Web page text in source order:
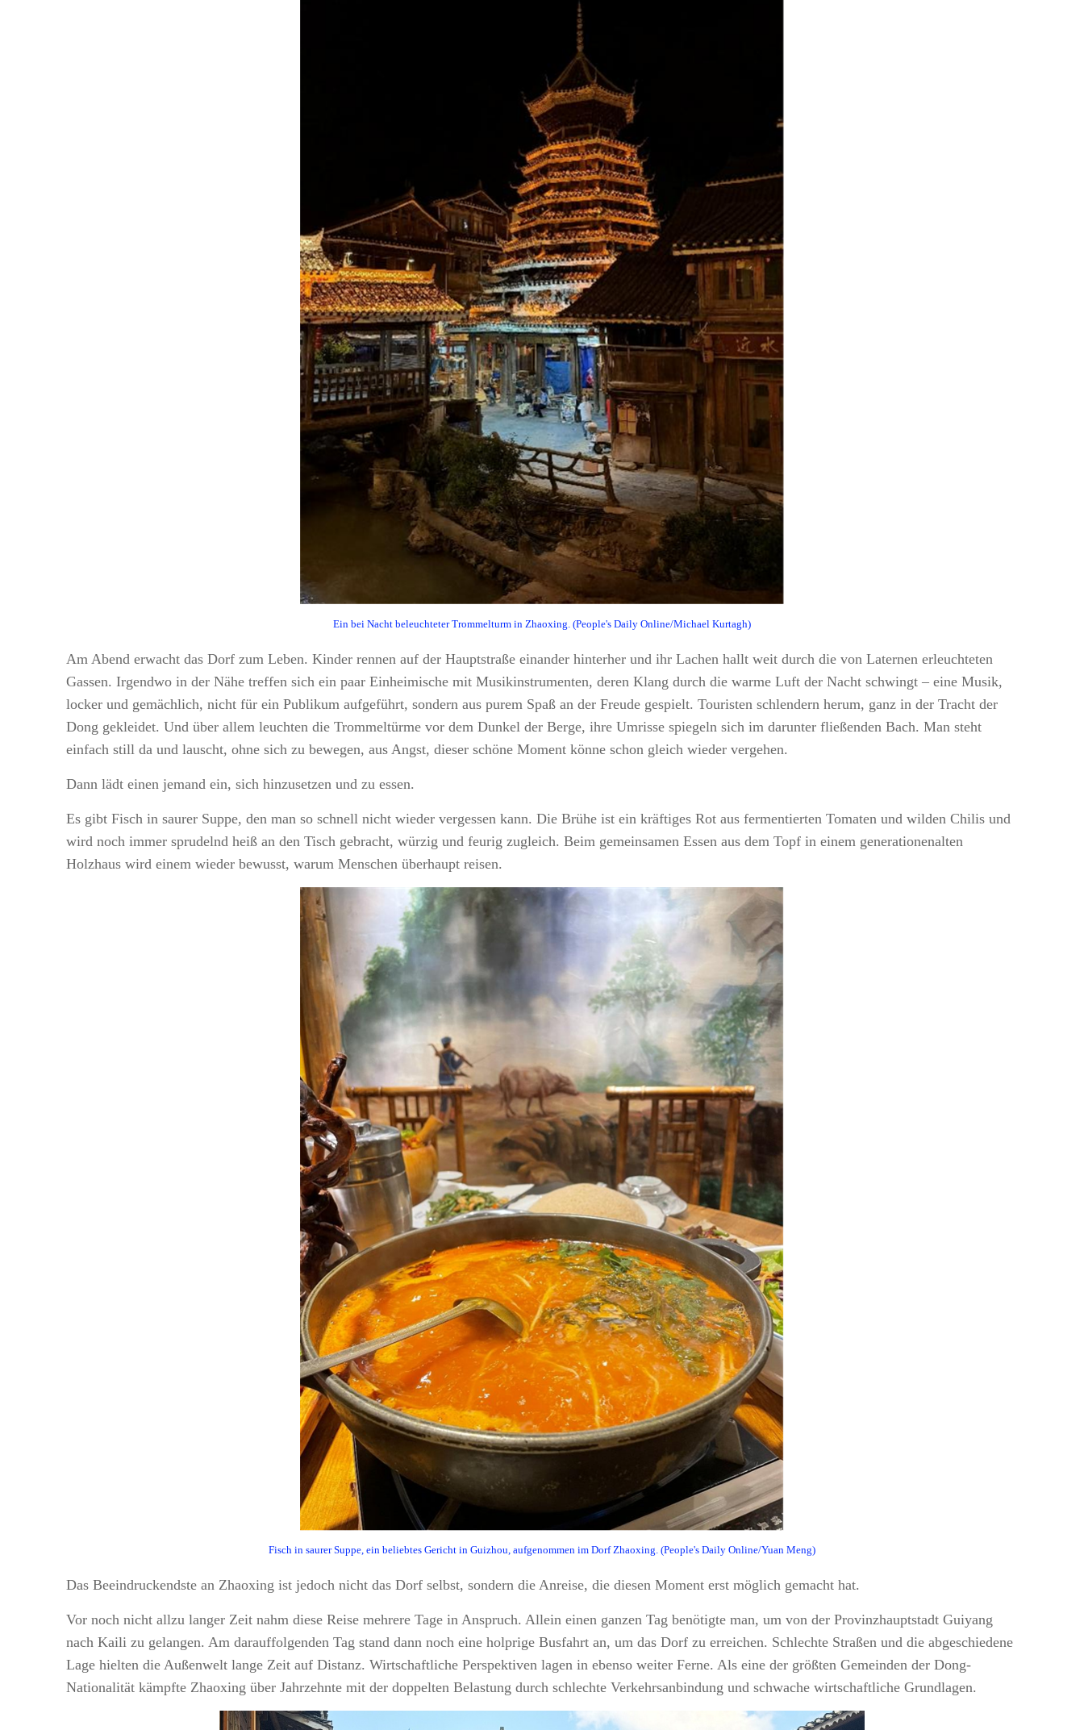
Ein bei Nacht beleuchteter Trommelturm in Zhaoxing. (People's Daily Online/Michael Kurtagh)
Am Abend erwacht das Dorf zum Leben. Kinder rennen auf der Hauptstraße einander hinterher und ihr Lachen hallt weit durch die von Laternen erleuchteten
Gassen. Irgendwo in der Nähe treffen sich ein paar Einheimische mit Musikinstrumenten, deren Klang durch die warme Luft der Nacht schwingt – eine Musik,
locker und gemächlich, nicht für ein Publikum aufgeführt, sondern aus purem Spaß an der Freude gespielt. Touristen schlendern herum, ganz in der Tracht der
Dong gekleidet. Und über allem leuchten die Trommeltürme vor dem Dunkel der Berge, ihre Umrisse spiegeln sich im darunter fließenden Bach. Man steht
einfach still da und lauscht, ohne sich zu bewegen, aus Angst, dieser schöne Moment könne schon gleich wieder vergehen.
Dann lädt einen jemand ein, sich hinzusetzen und zu essen.
Es gibt Fisch in saurer Suppe, den man so schnell nicht wieder vergessen kann. Die Brühe ist ein kräftiges Rot aus fermentierten Tomaten und wilden Chilis und
wird noch immer sprudelnd heiß an den Tisch gebracht, würzig und feurig zugleich. Beim gemeinsamen Essen aus dem Topf in einem generationenalten
Holzhaus wird einem wieder bewusst, warum Menschen überhaupt reisen.
Fisch in saurer Suppe, ein beliebtes Gericht in Guizhou, aufgenommen im Dorf Zhaoxing. (People's Daily Online/Yuan Meng)
Das Beeindruckendste an Zhaoxing ist jedoch nicht das Dorf selbst, sondern die Anreise, die diesen Moment erst möglich gemacht hat.
Vor noch nicht allzu langer Zeit nahm diese Reise mehrere Tage in Anspruch. Allein einen ganzen Tag benötigte man, um von der Provinzhauptstadt Guiyang
nach Kaili zu gelangen. Am darauffolgenden Tag stand dann noch eine holprige Busfahrt an, um das Dorf zu erreichen. Schlechte Straßen und die abgeschiedene
Lage hielten die Außenwelt lange Zeit auf Distanz. Wirtschaftliche Perspektiven lagen in ebenso weiter Ferne. Als eine der größten Gemeinden der Dong-
Nationalität kämpfte Zhaoxing über Jahrzehnte mit der doppelten Belastung durch schlechte Verkehrsanbindung und schwache wirtschaftliche Grundlagen.